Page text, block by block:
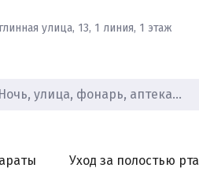
улица, 13, 1 линия, 1 этаж
Уход за полостью рта